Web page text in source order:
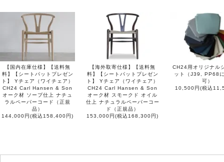
【国内在庫仕様】【送料無
料】【シートパットプレゼン
ト】 Yチェア（ワイチェア）
CH24 Carl Hansen & Son
オーク材 ソープ仕上 ナチュ
ラルペーパーコード（正規
品）
144,000円(税込158,400円)
【海外取寄仕様】【送料無
料】【シートパットプレゼン
ト】 Yチェア（ワイチェア）
CH24 Carl Hansen & Son
オーク材 スモークド オイル
仕上 ナチュラルペーパーコー
ド（正規品）
153,000円(税込168,300円)
CH24用オリジナル
ット（J39, PP68
可）
10,500円(税込